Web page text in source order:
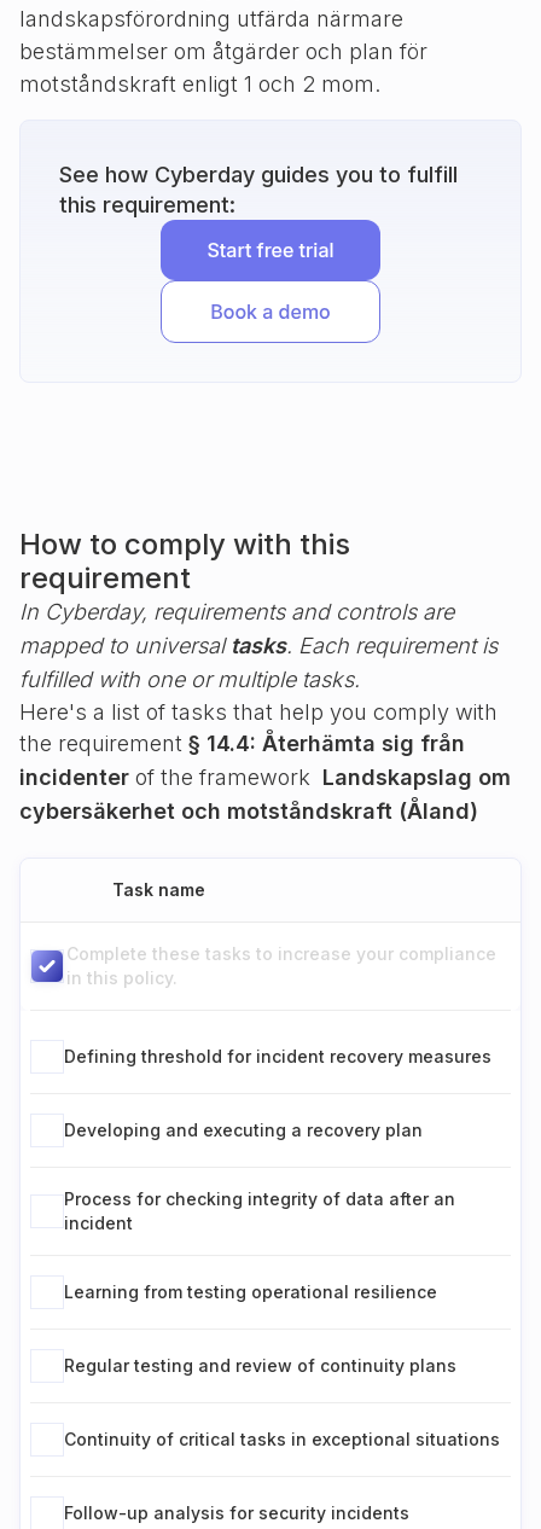
landskapsförordning utfärda närmare
bestämmelser om åtgärder och plan för
motståndskraft enligt 1 och 2 mom.
See how Cyberday guides you to fulfill
this requirement:
How to comply with this
requirement
In Cyberday, requirements and controls are
mapped to universal tasks. Each requirement is
fulfilled with one or multiple tasks.
Here's a list of tasks that help you comply with
the requirement § 14.4: Återhämta sig från
incidenter of the framework Landskapslag om
cybersäkerhet och motståndskraft (Åland)
Task name
Complete these tasks to increase your compliance
in this policy.
Defining threshold for incident recovery measures
Developing and executing a recovery plan
Process for checking integrity of data after an
incident
Learning from testing operational resilience
Regular testing and review of continuity plans
Continuity of critical tasks in exceptional situations
Follow-up analysis for security incidents